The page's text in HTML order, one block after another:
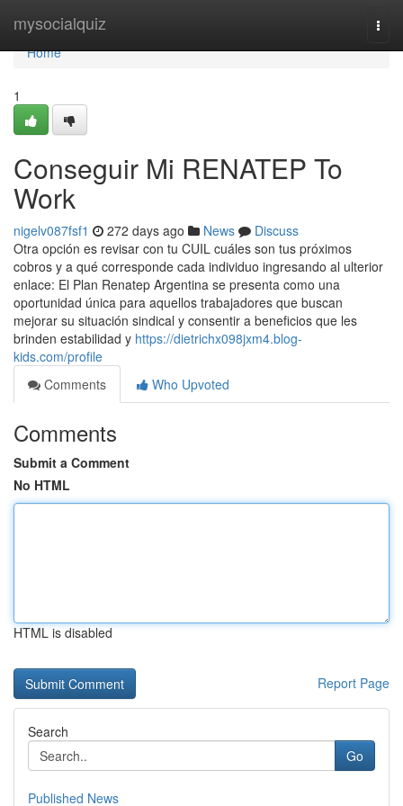
mysocialquiz
Home
Home
1
Conseguir Mi RENATEP To
Work
nigelv087fsf1 272 days ago News
Discuss
Otra opción es revisar con tu CUIL cuáles son tus próximos
cobros y a qué corresponde cada individuo ingresando al ulterior
enlace: El Plan Renatep Argentina se presenta como una
oportunidad única para aquellos trabajadores que buscan
mejorar su situación sindical y consentir a beneficios que les
brinden estabilidad y https://dietrichx098jxm4.blog-
kids.com/profile
Comments
Who Upvoted
Comments
Submit a Comment
No HTML
HTML is disabled
Report Page
Search
Go
Published News